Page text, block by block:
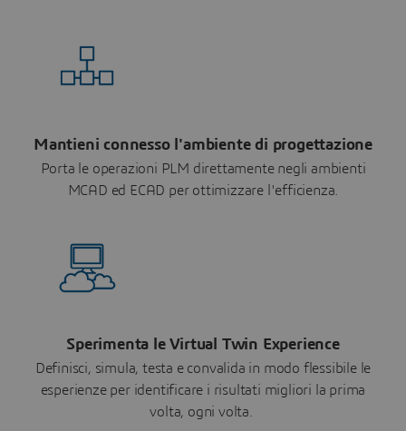
Mantieni connesso l'ambiente di progettazione
Porta le operazioni PLM direttamente negli ambienti
MCAD ed ECAD per ottimizzare l'efficienza.
Sperimenta le Virtual Twin Experience
Definisci, simula, testa e convalida in modo flessibile le
esperienze per identificare i risultati migliori la prima
volta, ogni volta.